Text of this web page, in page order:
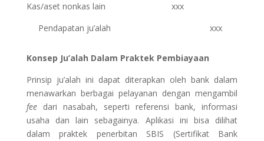
Kas/aset nonkas lain xxx
Pendapatan ju’alah xxx
Konsep Ju’alah Dalam Praktek Pembiayaan
Prinsip ju’alah ini dapat diterapkan oleh bank dalam
menawarkan berbagai pelayanan dengan mengambil
feedari nasabah, seperti referensi bank, informasi
usaha dan lain sebagainya. Aplikasi ini bisa dilihat
dalam praktek penerbitan SBIS (Sertifikat Bank